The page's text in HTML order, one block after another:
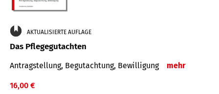
AKTUALISIERTE AUFLAGE
Das Pflegegutachten
Antragstellung, Begutachtung, Bewilligung mehr
16,00 €